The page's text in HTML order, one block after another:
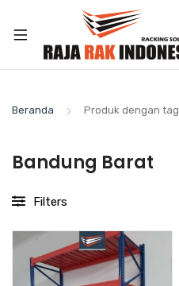
Beranda Produk dengan
Bandung Barat
Filters